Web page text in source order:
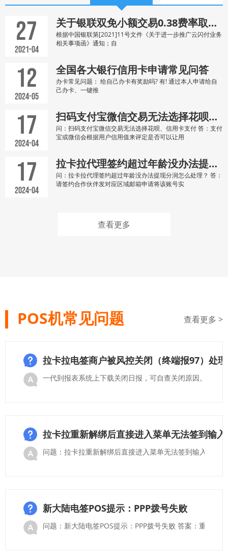
27
2021-04
关于银联双免小额交易0.38费率取消调整的公告
根据中国银联第[2021]11号文件《关于进一步推广云闪付业务
相关事项函》通知；自
12
2024-05
全国各大银行信用卡申请常见问答
办卡常见问题： 给自己办卡有奖励吗? 有! 通过本人申请给自
己办卡、一键推
17
2024-04
扫码支付宝微信交易无法选择花呗、信用卡支付
问：扫码支付宝微信交易无法选择花呗、信用卡支付 答：支付
宝或微信会根据用户信用值来评定是否可以让用
17
2024-04
拉卡拉代理签约超过年龄没办法提现分润怎么处理？
问：拉卡拉代理签约超过年龄没办法提现分润怎么处理？ 答：
请签约合作伙伴发对应区域邮箱申请将该账号实
查看更多
POS机常见问题 查看更多 >
拉卡拉电签商户被风控关闭（终端报97）处
一代到报表系统上下载关闭日报，可自查关闭原因。 如为
拉卡拉重新解绑后直接进入菜单无法签到输
问题：拉卡拉重新解绑后直接进入菜单无法签到输入激活
新大陆电签POS提示：PPP拨号失败
问题：新大陆电签POS提示：PPP拨号失败 答案：重启终端